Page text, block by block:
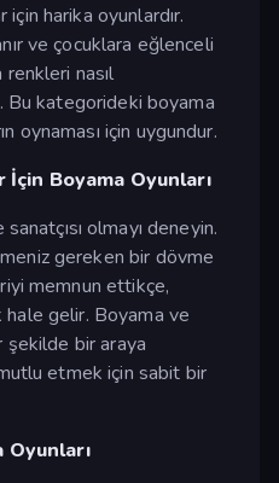
için harika oyunlardır.
ve çocuklara eğlenceli
renkleri nasıl
kategorideki boyama
oynaması için uygundur.
Boyama Oyunları
olmayı deneyin.
gereken bir dövme
memnun ettikçe,
hale gelir. Boyama ve
şekilde bir araya
etmek için sabit bir
Oyunları